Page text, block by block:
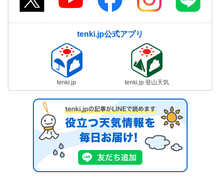
tenki.jp公式アプリ
tenki.jp tenki.jp 登山天気